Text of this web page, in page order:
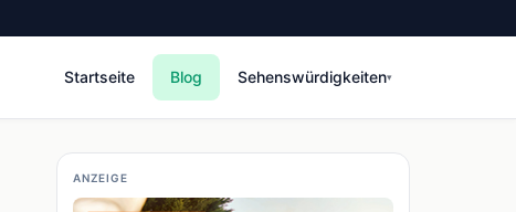
Startseite Blog Sehenswürdigkeiten▾
ANZEIGE